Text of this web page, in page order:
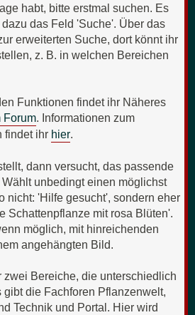
habt, bitte erstmal suchen. Es
das Feld 'Suche'. Über das
erweiterten Suche, dort könnt ihr
z. B. in welchen Bereichen
Funktionen findet ihr Näheres
Forum. Informationen zum
findet ihr hier.
dann versucht, das passende
unbedingt einen möglichst
nicht: 'Hilfe gesucht', sondern eher
Schattenpflanze mit rosa Blüten'.
möglich, mit hinreichenden
angehängten Bild.
zwei Bereiche, die unterschiedlich
die Fachforen Pflanzenwelt,
Technik und Portal. Hier wird